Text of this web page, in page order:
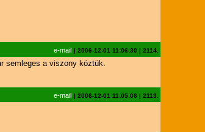
e-mail | 2006-12-01 11:06:30 | 2114.
semleges a viszony köztük.
e-mail | 2006-12-01 11:05:06 | 2113.